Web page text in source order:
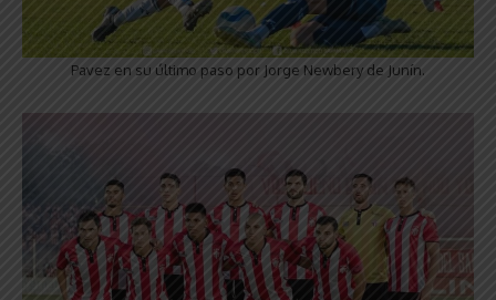
Pavez en su último paso por Jorge Newbery de Junín.